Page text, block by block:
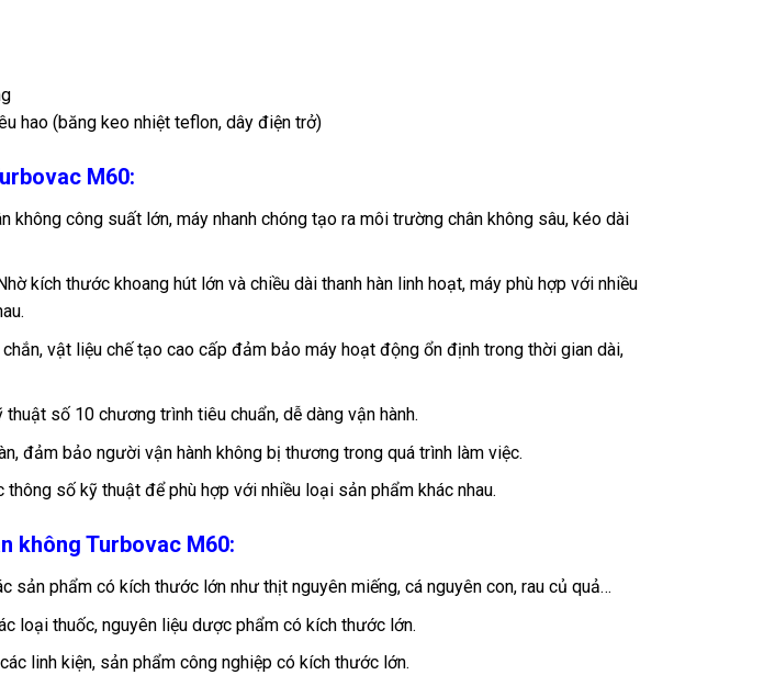
hao (băng keo nhiệt teflon, dây điện trở)
M60:
không công suất lớn, máy nhanh chóng tạo ra môi trường chân không sâu, kéo dài
kích thước khoang hút lớn và chiều dài thanh hàn linh hoạt, máy phù hợp với nhiều
vật liệu chế tạo cao cấp đảm bảo máy hoạt động ổn định trong thời gian dài,
số 10 chương trình tiêu chuẩn, dễ dàng vận hành.
đảm bảo người vận hành không bị thương trong quá trình làm việc.
số kỹ thuật để phù hợp với nhiều loại sản phẩm khác nhau.
không Turbovac M60:
sản phẩm có kích thước lớn như thịt nguyên miếng, cá nguyên con, rau củ quả…
loại thuốc, nguyên liệu dược phẩm có kích thước lớn.
linh kiện, sản phẩm công nghiệp có kích thước lớn.